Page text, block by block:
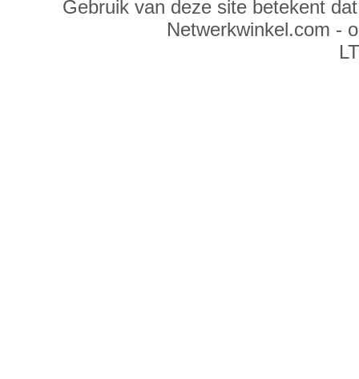
Gebruik van deze site betekent
Netwerkwinkel.com -